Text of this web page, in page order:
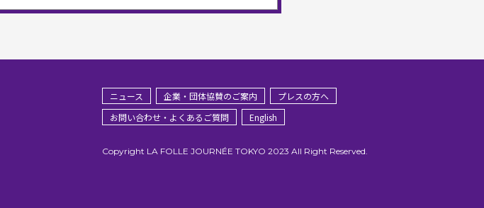
ニュース 企業・団体協賛のご案内
プレスの方へ
お問い合わせ・よくあるご質問
English
Copyright LA FOLLE JOURNÉE TOKYO 2023 All Right Reserved.